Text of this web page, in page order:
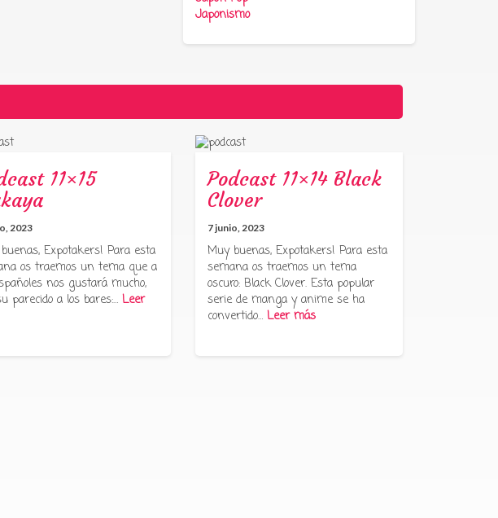
Japonismo
11×15
2023
Expotakers! Para esta
os traemos un tema que a
nos gustará mucho,
parecido a los bares:… Leer
Podcast 11×14 Black
Clover
7 junio, 2023
Muy buenas, Expotakers! Para esta
semana os traemos un tema
oscuro: Black Clover. Esta popular
serie de manga y anime se ha
convertido… Leer más